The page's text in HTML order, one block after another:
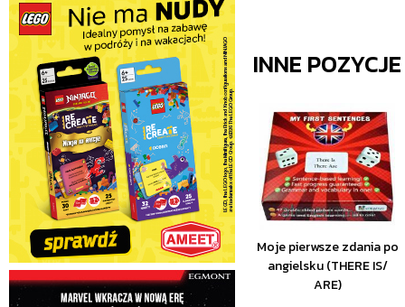
INNE
Moje pierwsze zdania po
angielsku (THERE IS/
ARE)